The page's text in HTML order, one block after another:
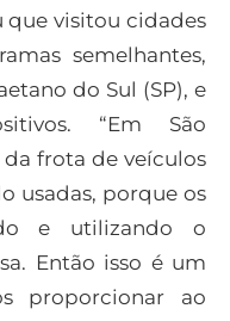
que visitou cidades
semelhantes,
do Sul (SP), e
“Em São
da frota de veículos
usadas, porque os
e utilizando o
Então isso é um
proporcionar ao